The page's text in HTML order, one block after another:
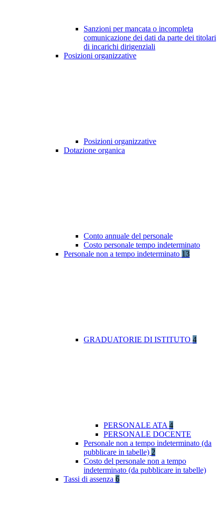
Sanzioni per mancata o incompleta
comunicazione dei dati da parte dei titolari
di incarichi dirigenziali
Posizioni organizzative
Posizioni organizzative
Dotazione organica
Conto annuale del personale
Costo personale tempo indeterminato
Personale non a tempo indeterminato 13
GRADUATORIE DI ISTITUTO 4
PERSONALE ATA 4
PERSONALE DOCENTE
Personale non a tempo indeterminato (da
pubblicare in tabelle) 2
Costo del personale non a tempo
indeterminato (da pubblicare in tabelle)
Tassi di assenza 6